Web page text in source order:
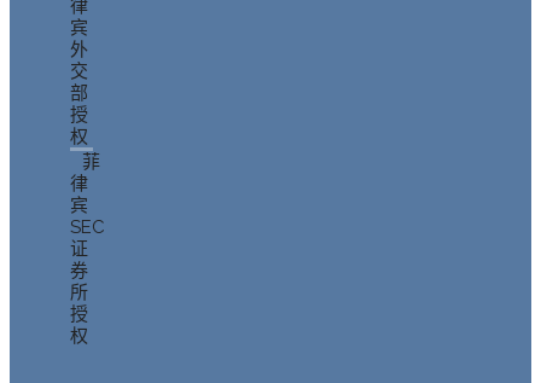
律
宾
外
交
部
授
权
菲
律
宾
SEC
证
券
所
授
权